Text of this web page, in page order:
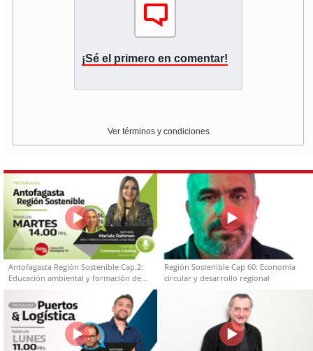
¡Sé el primero en comentar!
Ver términos y condiciones
Antofagasta Región Sostenible Cap.2:
Educación ambiental y formación de
capacidades técnicas
Región Sostenible Cap 60: Economía
circular y desarrollo regional